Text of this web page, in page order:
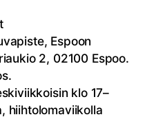
Espoon
2, 02100 Espoo.
klo 17–
hiihtolomaviikolla